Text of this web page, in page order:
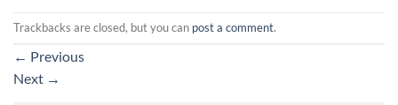
Trackbacks are closed, but you can post a comment.
← Previous
Next →